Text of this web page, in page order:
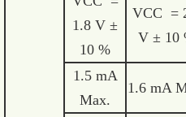
1.8 V ±
10 %
VCC =
V ± 10
1.5 mA
Max.
1.6 mA